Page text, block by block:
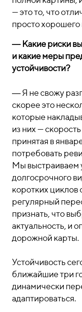
— это то, что
просто
― Какие риски
и какие меры
устойчивости?
― Я не свожу
скорее это
которые
из них —
принятая в
потребовать
Мы выстраиваем
долгосрочного
коротких циклов
регулярный
признать, что
актуальность, и
дорожной карты.
Устойчивость
ближайшие три
динамически
адаптироваться.